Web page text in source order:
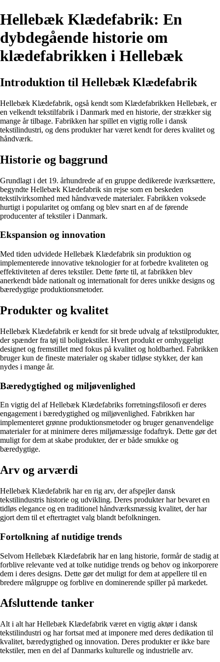
Hellebæk Klædefabrik: En
dybdegående historie om
klædefabrikken i Hellebæk
Introduktion til Hellebæk Klædefabrik
Hellebæk Klædefabrik, også kendt som Klædefabrikken Hellebæk, er
en velkendt tekstilfabrik i Danmark med en historie, der strækker sig
mange år tilbage. Fabrikken har spillet en vigtig rolle i dansk
tekstilindustri, og dens produkter har været kendt for deres kvalitet og
håndværk.
Historie og baggrund
Grundlagt i det 19. århundrede af en gruppe dedikerede iværksættere,
begyndte Hellebæk Klædefabrik sin rejse som en beskeden
tekstilvirksomhed med håndvævede materialer. Fabrikken voksede
hurtigt i popularitet og omfang og blev snart en af de førende
producenter af tekstiler i Danmark.
Ekspansion og innovation
Med tiden udvidede Hellebæk Klædefabrik sin produktion og
implementerede innovative teknologier for at forbedre kvaliteten og
effektiviteten af deres tekstiler. Dette førte til, at fabrikken blev
anerkendt både nationalt og internationalt for deres unikke designs og
bæredygtige produktionsmetoder.
Produkter og kvalitet
Hellebæk Klædefabrik er kendt for sit brede udvalg af tekstilprodukter,
der spænder fra tøj til boligtekstiler. Hvert produkt er omhyggeligt
designet og fremstillet med fokus på kvalitet og holdbarhed. Fabrikken
bruger kun de fineste materialer og skaber tidløse stykker, der kan
nydes i mange år.
Bæredygtighed og miljøvenlighed
En vigtig del af Hellebæk Klædefabriks forretningsfilosofi er deres
engagement i bæredygtighed og miljøvenlighed. Fabrikken har
implementeret grønne produktionsmetoder og bruger genanvendelige
materialer for at minimere deres miljømæssige fodaftryk. Dette gør det
muligt for dem at skabe produkter, der er både smukke og
bæredygtige.
Arv og arværdi
Hellebæk Klædefabrik har en rig arv, der afspejler dansk
tekstilindustris historie og udvikling. Deres produkter har bevaret en
tidløs elegance og en traditionel håndværksmæssig kvalitet, der har
gjort dem til et eftertragtet valg blandt befolkningen.
Fortolkning af nutidige trends
Selvom Hellebæk Klædefabrik har en lang historie, formår de stadig at
forblive relevante ved at tolke nutidige trends og behov og inkorporere
dem i deres designs. Dette gør det muligt for dem at appellere til en
bredere målgruppe og forblive en dominerende spiller på markedet.
Afsluttende tanker
Alt i alt har Hellebæk Klædefabrik været en vigtig aktør i dansk
tekstilindustri og har fortsat med at imponere med deres dedikation til
kvalitet, bæredygtighed og innovation. Deres produkter er ikke bare
tekstiler, men en del af Danmarks kulturelle og industrielle arv.